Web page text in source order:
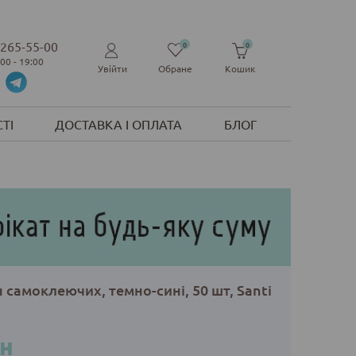
55-00
- 19:00
Увійти Обране
0
Кошик
0
ДОСТАВКА І ОПЛАТА БЛОГ
самоклеючих, темно-сині, 50 шт, Santi